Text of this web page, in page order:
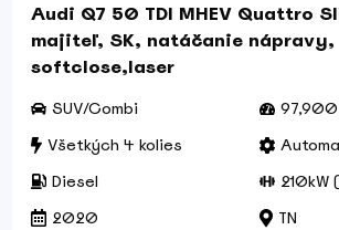
Audi Q7 50 TDI MHEV Quattro
majiteľ, SK, natáčanie nápravy,
softclose,laser
SUV/Combi
97,900
Všetkých 4 kolies
Diesel
210kW
2020
TN